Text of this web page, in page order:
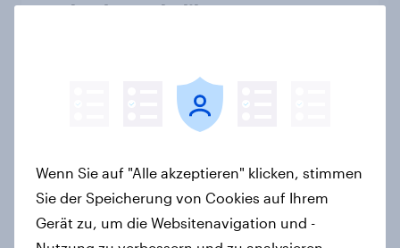
mehr als Symbolik
Spotlight: Werteorientierte
Report
Wenn Sie auf "Alle akzeptieren" klicken, stimmen
Sie der Speicherung von Cookies auf Ihrem
Gerät zu, um die Websitenavigation und -